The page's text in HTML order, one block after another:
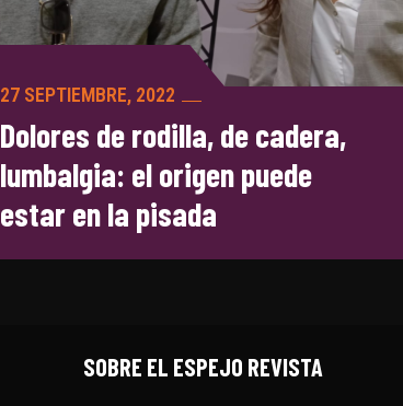
27 SEPTIEMBRE, 2022
Dolores de rodilla, de cadera,
lumbalgia: el origen puede
estar en la pisada
SOBRE EL ESPEJO REVISTA